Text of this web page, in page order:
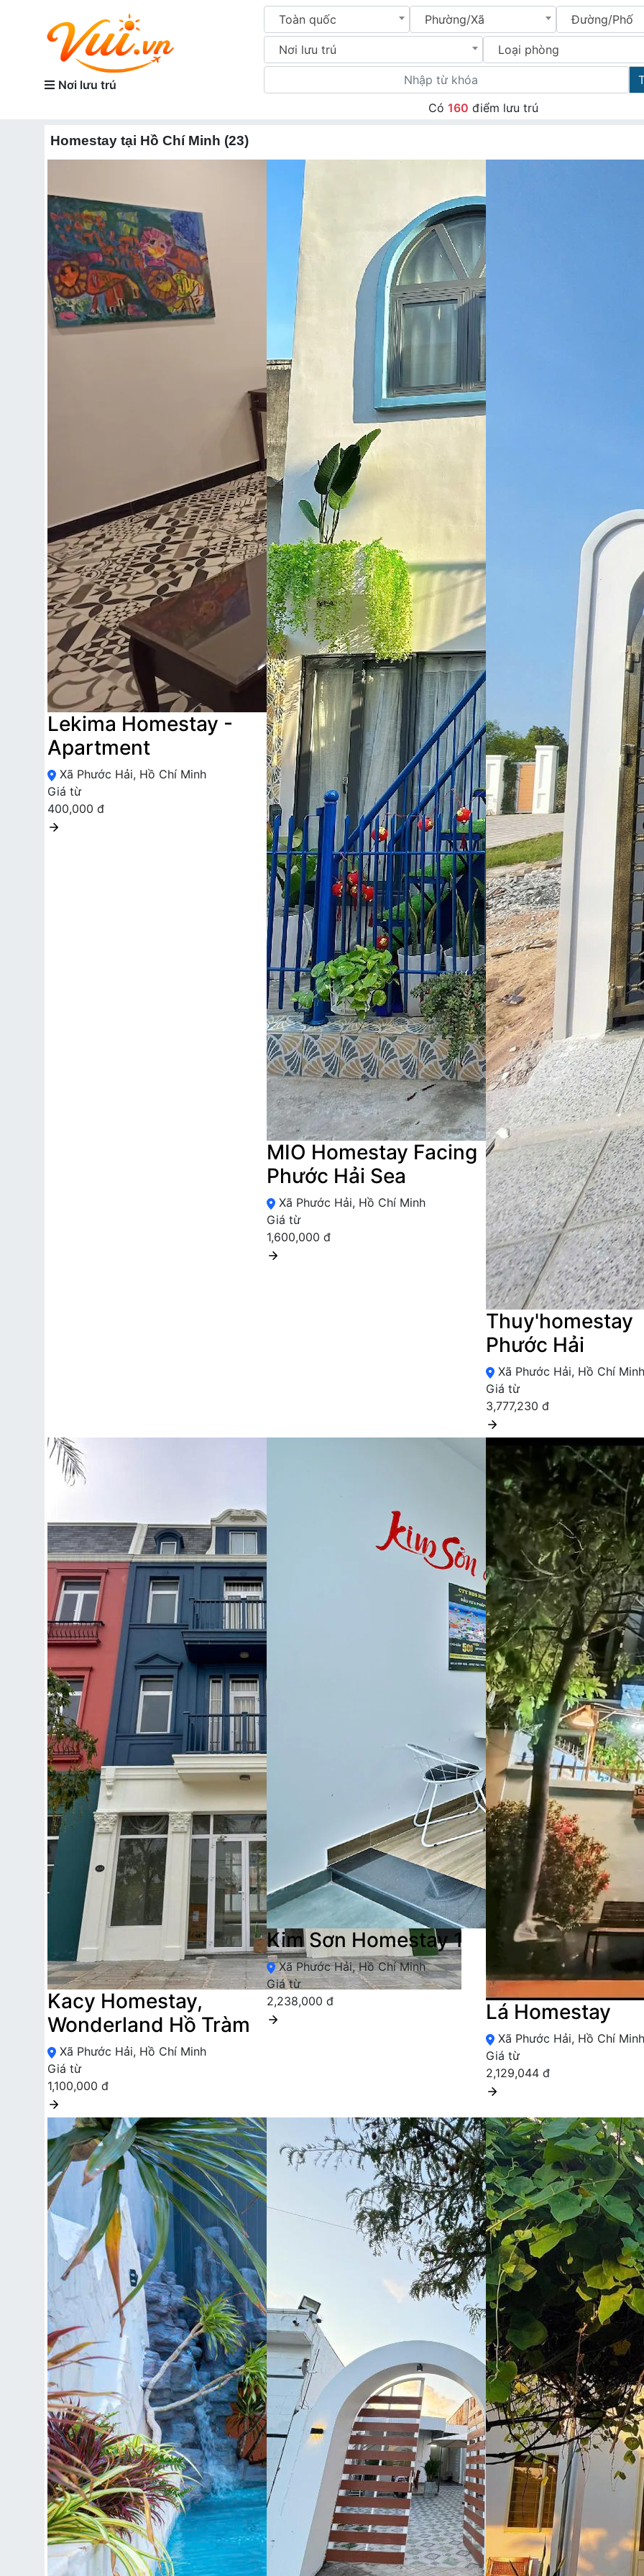
Nơi lưu trú
Toàn quốc Phường/Xã Đường/Phố
Nơi lưu trú Loại phòng
Có 160 điểm lưu trú
Homestay tại Hồ Chí Minh (23)
Lekima Homestay -
Apartment
Xã Phước Hải, Hồ Chí Minh
Giá từ
400,000 đ
MIO Homestay Facing
Phước Hải Sea
Xã Phước Hải, Hồ Chí Minh
Giá từ
1,600,000 đ
Thuy'homestay
Phước Hải
Xã Phước Hải, Hồ Chí Minh
Giá từ
3,777,230 đ
Kacy Homestay,
Wonderland Hồ Tràm
Xã Phước Hải, Hồ Chí Minh
Giá từ
1,100,000 đ
Kim Sơn Homestay 1
Xã Phước Hải, Hồ Chí Minh
Giá từ
2,238,000 đ
Lá Homestay
Xã Phước Hải, Hồ Chí Minh
Giá từ
2,129,044 đ